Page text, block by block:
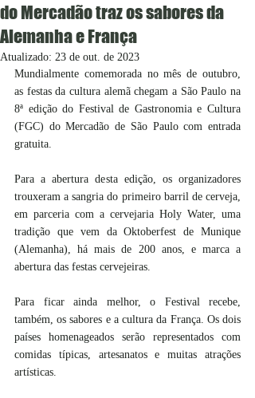
do Mercadão traz os sabores da
Alemanha e França
Atualizado: 23 de out. de 2023
Mundialmente comemorada no mês de outubro,
as festas da cultura alemã chegam a São Paulo na
8ª edição do Festival de Gastronomia e Cultura
(FGC) do Mercadão de São Paulo com entrada
gratuita.
Para a abertura desta edição, os organizadores
trouxeram a sangria do primeiro barril de cerveja,
em parceria com a cervejaria Holy Water, uma
tradição que vem da Oktoberfest de Munique
(Alemanha), há mais de 200 anos, e marca a
abertura das festas cervejeiras.
Para ficar ainda melhor, o Festival recebe,
também, os sabores e a cultura da França. Os dois
países homenageados serão representados com
comidas típicas, artesanatos e muitas atrações
artísticas.